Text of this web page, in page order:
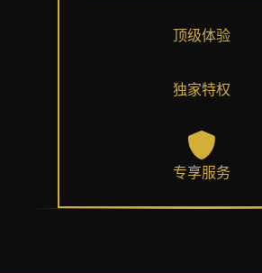
顶级体验
独家特权
专享服务